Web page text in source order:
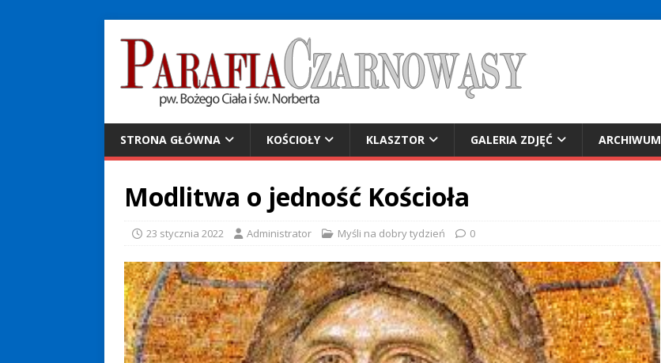
STRONA GŁÓWNA KOŚCIOŁY KLASZTOR GALERIA ZDJĘĆ ARCHIWUM
Modlitwa o jedność Kościoła
23 stycznia 2022 Administrator Myśli na dobry tydzień 0